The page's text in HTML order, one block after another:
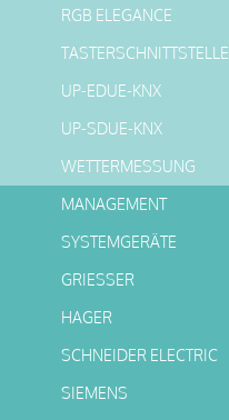
RGB ELEGANCE
TASTERSCHNITTSTELLE
UP-EDUE-KNX
UP-SDUE-KNX
WETTERMESSUNG
MANAGEMENT
SYSTEMGERÄTE
GRIESSER
HAGER
SCHNEIDER ELECTRIC
SIEMENS